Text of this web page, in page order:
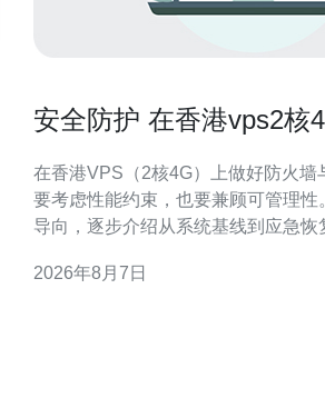
安全防护 在香港vps2核
在香港VPS（2核4G）上做好防火墙
要考虑性能约束，也要兼顾可管理性
导向，逐步介绍从系统基线到应急恢
系。 了解威胁面与资源限制 首先评估香港VPS 2核4G
2026年8月7日